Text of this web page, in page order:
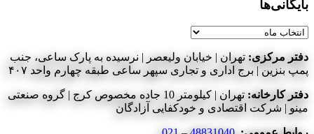
بایگانی‌ها
بایگانی‌ها
دفتر مرکزی: تهران | خیابان ولیعصر | نرسیده به پارک ساعی، جنب
پمپ بنزین | برج اداری و تجاری سپهر ساعی طبقه چهارم واحد ۴۰۷
دفتر کارخانه:
تهران | کیلومتر 10 جاده مخصوص کرج | گروه صنعتی
مینو | شرکت اقتصادی و خودکفایی آزادگان